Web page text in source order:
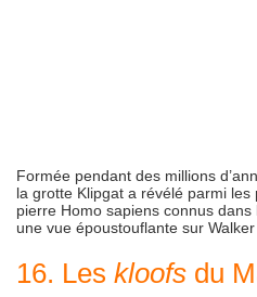
Formée pendant des millions
la grotte Klipgat a révélé parmi les
pierre Homo sapiens connus
une vue époustouflante sur
16. Les kloofs du